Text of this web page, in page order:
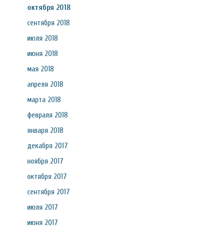
октября 2018
сентября 2018
июля 2018
июня 2018
мая 2018
апреля 2018
марта 2018
февраля 2018
января 2018
декабря 2017
ноября 2017
октября 2017
сентября 2017
июля 2017
июня 2017